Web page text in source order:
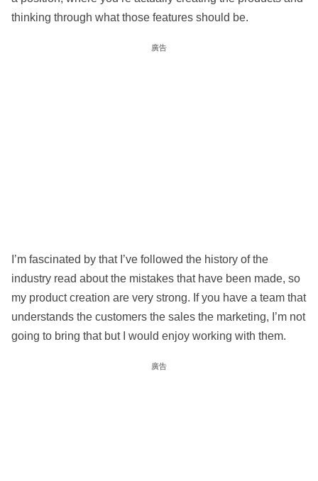
thinking through what those features should be.
廣告
I’m fascinated by that I’ve followed the history of the
industry read about the mistakes that have been made, so
my product creation are very strong. If you have a team that
understands the customers the sales the marketing, I’m not
going to bring that but I would enjoy working with them.
廣告